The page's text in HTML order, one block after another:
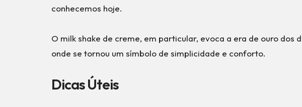
conhecemos hoje.
O milk shake de creme, em particular, evoca a era de ouro dos
onde se tornou um símbolo de simplicidade e conforto.
Dicas Úteis